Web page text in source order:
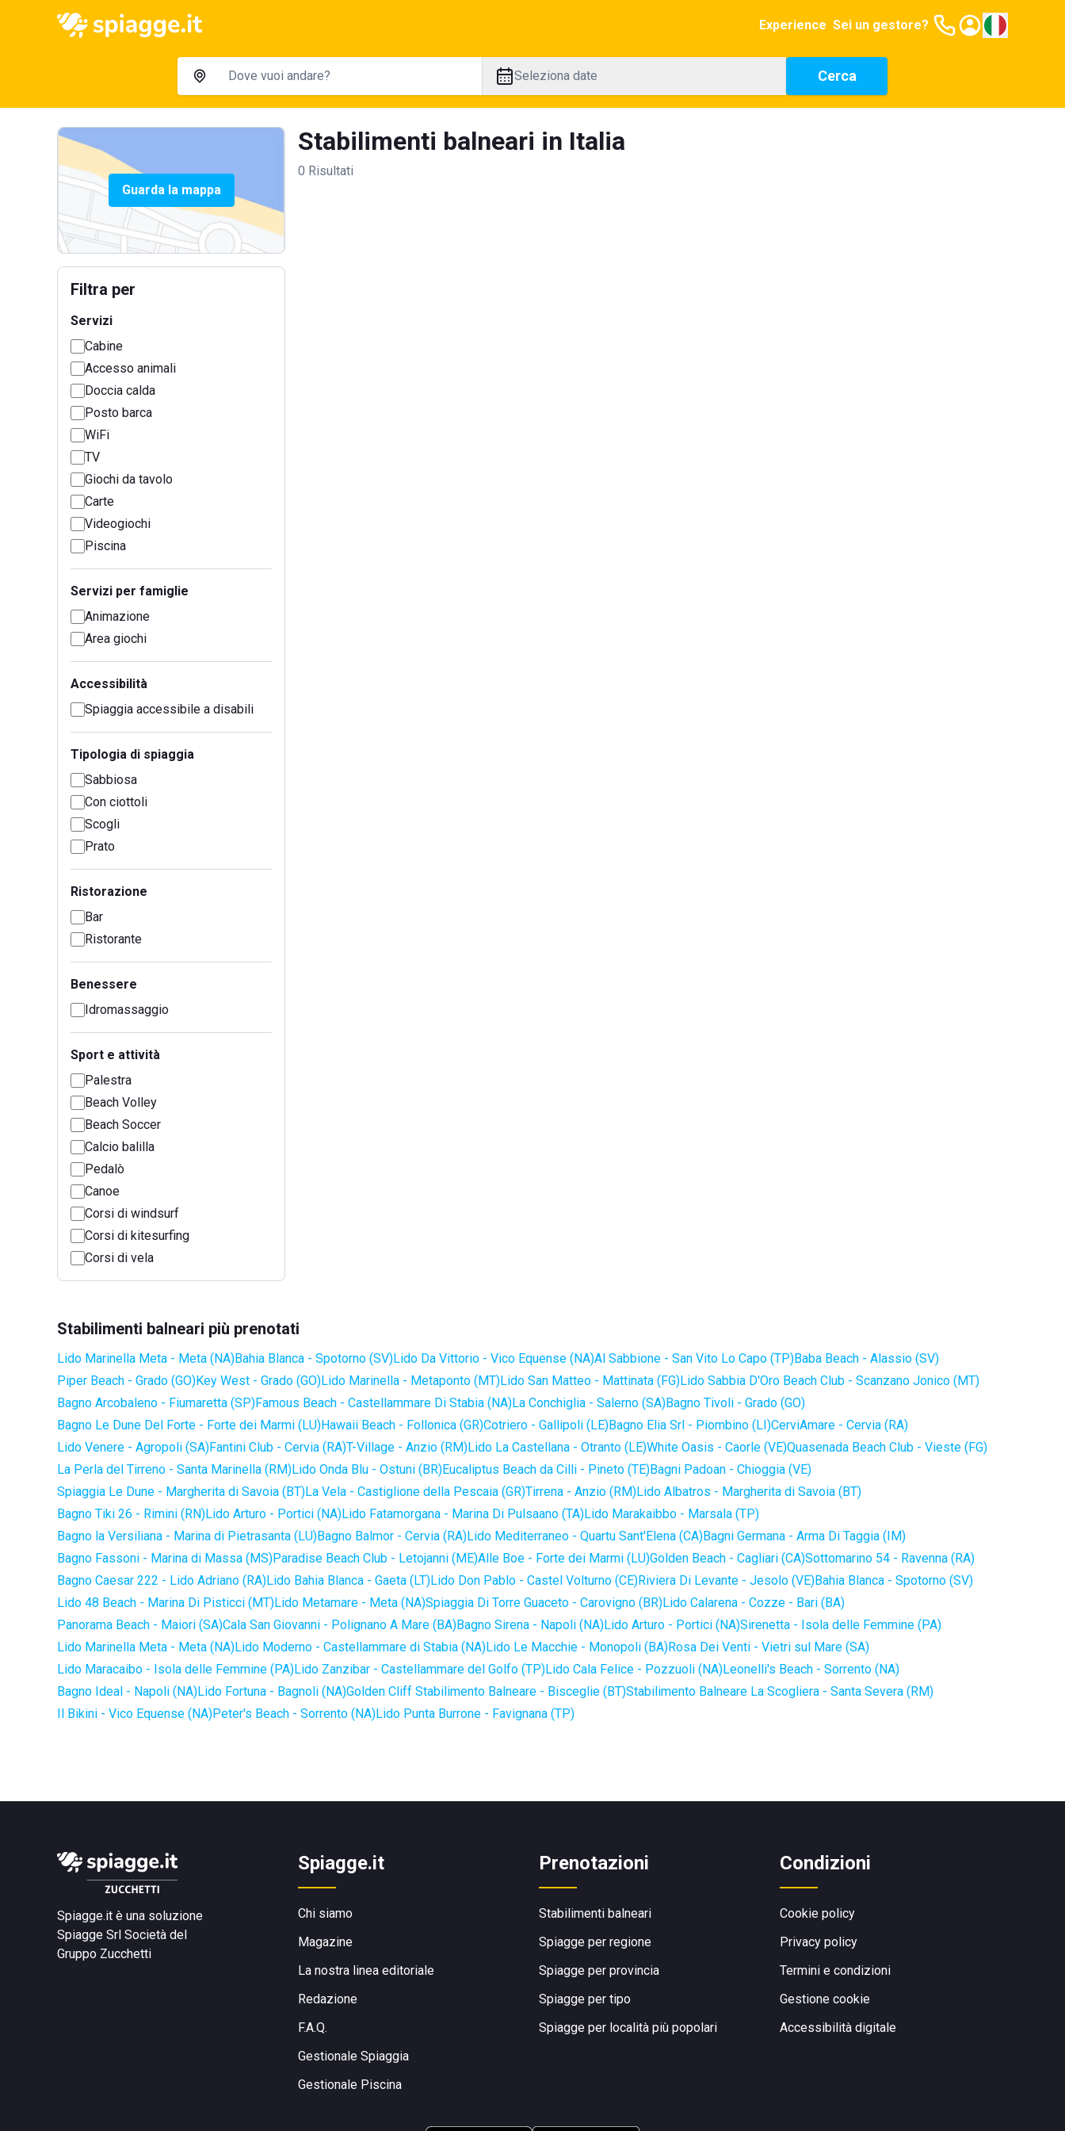
Experience Sei un gestore?
Seleziona date Cerca
Guarda la mappa
Filtra per
Servizi
Cabine
Accesso animali
Doccia calda
Posto barca
WiFi
TV
Giochi da tavolo
Carte
Videogiochi
Piscina
Servizi per famiglie
Animazione
Area giochi
Accessibilità
Spiaggia accessibile a disabili
Tipologia di spiaggia
Sabbiosa
Con ciottoli
Scogli
Prato
Ristorazione
Bar
Ristorante
Benessere
Idromassaggio
Sport e attività
Palestra
Beach Volley
Beach Soccer
Calcio balilla
Pedalò
Canoe
Corsi di windsurf
Corsi di kitesurfing
Corsi di vela
Stabilimenti balneari in Italia
0 Risultati
Stabilimenti balneari più prenotati
Lido Marinella Meta - Meta (NA)Bahia Blanca - Spotorno (SV)Lido Da Vittorio - Vico Equense (NA)Al Sabbione - San Vito Lo Capo (TP)Baba Beach - Alassio (SV)
Piper Beach - Grado (GO)Key West - Grado (GO)Lido Marinella - Metaponto (MT)Lido San Matteo - Mattinata (FG)Lido Sabbia D'Oro Beach Club - Scanzano Jonico (MT)
Bagno Arcobaleno - Fiumaretta (SP)Famous Beach - Castellammare Di Stabia (NA)La Conchiglia - Salerno (SA)Bagno Tivoli - Grado (GO)
Bagno Le Dune Del Forte - Forte dei Marmi (LU)Hawaii Beach - Follonica (GR)Cotriero - Gallipoli (LE)Bagno Elia Srl - Piombino (LI)CerviAmare - Cervia (RA)
Lido Venere - Agropoli (SA)Fantini Club - Cervia (RA)T-Village - Anzio (RM)Lido La Castellana - Otranto (LE)White Oasis - Caorle (VE)Quasenada Beach Club - Vieste (FG)
La Perla del Tirreno - Santa Marinella (RM)Lido Onda Blu - Ostuni (BR)Eucaliptus Beach da Cilli - Pineto (TE)Bagni Padoan - Chioggia (VE)
Spiaggia Le Dune - Margherita di Savoia (BT)La Vela - Castiglione della Pescaia (GR)Tirrena - Anzio (RM)Lido Albatros - Margherita di Savoia (BT)
Bagno Tiki 26 - Rimini (RN)Lido Arturo - Portici (NA)Lido Fatamorgana - Marina Di Pulsaano (TA)Lido Marakaibbo - Marsala (TP)
Bagno la Versiliana - Marina di Pietrasanta (LU)Bagno Balmor - Cervia (RA)Lido Mediterraneo - Quartu Sant'Elena (CA)Bagni Germana - Arma Di Taggia (IM)
Bagno Fassoni - Marina di Massa (MS)Paradise Beach Club - Letojanni (ME)Alle Boe - Forte dei Marmi (LU)Golden Beach - Cagliari (CA)Sottomarino 54 - Ravenna (RA)
Bagno Caesar 222 - Lido Adriano (RA)Lido Bahia Blanca - Gaeta (LT)Lido Don Pablo - Castel Volturno (CE)Riviera Di Levante - Jesolo (VE)Bahia Blanca - Spotorno (SV)
Lido 48 Beach - Marina Di Pisticci (MT)Lido Metamare - Meta (NA)Spiaggia Di Torre Guaceto - Carovigno (BR)Lido Calarena - Cozze - Bari (BA)
Panorama Beach - Maiori (SA)Cala San Giovanni - Polignano A Mare (BA)Bagno Sirena - Napoli (NA)Lido Arturo - Portici (NA)Sirenetta - Isola delle Femmine (PA)
Lido Marinella Meta - Meta (NA)Lido Moderno - Castellammare di Stabia (NA)Lido Le Macchie - Monopoli (BA)Rosa Dei Venti - Vietri sul Mare (SA)
Lido Maracaibo - Isola delle Femmine (PA)Lido Zanzibar - Castellammare del Golfo (TP)Lido Cala Felice - Pozzuoli (NA)Leonelli's Beach - Sorrento (NA)
Bagno Ideal - Napoli (NA)Lido Fortuna - Bagnoli (NA)Golden Cliff Stabilimento Balneare - Bisceglie (BT)Stabilimento Balneare La Scogliera - Santa Severa (RM)
Il Bikini - Vico Equense (NA)Peter's Beach - Sorrento (NA)Lido Punta Burrone - Favignana (TP)
Spiagge.it è una soluzione
Spiagge Srl Società del
Gruppo Zucchetti
Spiagge.it
Chi siamo
Magazine
La nostra linea editoriale
Redazione
F.A.Q.
Gestionale Spiaggia
Gestionale Piscina
Prenotazioni
Stabilimenti balneari
Spiagge per regione
Spiagge per provincia
Spiagge per tipo
Spiagge per località più popolari
Condizioni
Cookie policy
Privacy policy
Termini e condizioni
Gestione cookie
Accessibilità digitale